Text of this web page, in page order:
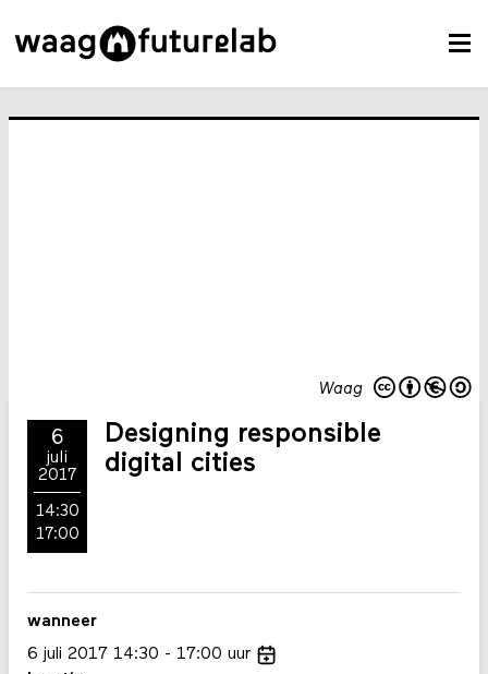
Waag
6
juli
2017
14:30
17:00
Designing responsible
digital cities
wanneer
6 juli 2017 14:30 17:00 uur